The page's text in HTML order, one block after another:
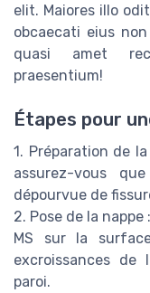
elit. Maiores illo
obcaecati eius
quasi amet
praesentium!
Étapes pour
1. Préparation de
assurez-vous
dépourvue de
2. Pose de la
MS sur la
excroissances de
paroi.